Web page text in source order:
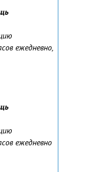
ежедневно,
ежедневно